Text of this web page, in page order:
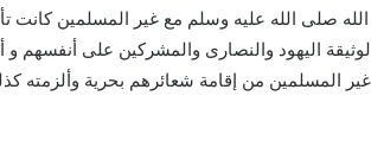
صلى الله عليه وسلم مع غير المسلمين كانت
اليهود والنصارى والمشركين على أنفسهم و
المسلمين من إقامة شعائرهم بحرية وألزمته